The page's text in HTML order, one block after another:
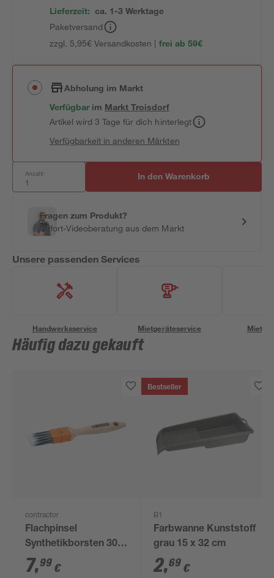
Lieferzeit: ca. 1-3 Werktage
Paketversand
zzgl. 5,95€ Versandkosten | frei ab 59€
Abholung im Markt
Verfügbar im MarktTroisdorf
Artikel wird 3 Tage für dich hinterlegt
Verfügbarkeit in anderen Märkten
Anzahl: In den Warenkorb
Fragen zum Produkt?
Sofort-Videoberatung aus dem Markt
Unsere passenden Services
Handwerksservice Mietgeräteservice
Häufig dazu gekauft
contractor
Flachpinsel
Synthetikborsten 30
mm
7,99 €
Bestseller
B1
Farbwanne Kunststoff
grau 15 x 32 cm
2,69 €